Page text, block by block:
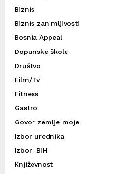
Biznis
Biznis zanimljivosti
Bosnia Appeal
Dopunske škole
Društvo
Film/Tv
Fitness
Gastro
Govor zemlje moje
Izbor urednika
Izbori BiH
Književnost